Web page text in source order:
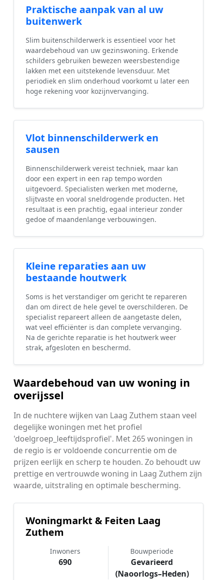
Praktische aanpak van al uw
buitenwerk
Slim buitenschilderwerk is essentieel voor het
waardebehoud van uw gezinswoning. Erkende
schilders gebruiken bewezen weersbestendige
lakken met een uitstekende levensduur. Met
periodiek en slim onderhoud voorkomt u later een
hoge rekening voor kozijnvervanging.
Vlot binnenschilderwerk en
sausen
Binnenschilderwerk vereist techniek, maar kan
door een expert in een rap tempo worden
uitgevoerd. Specialisten werken met moderne,
slijtvaste en vooral sneldrogende producten. Het
resultaat is een prachtig, egaal interieur zonder
gedoe of maandenlange verbouwingen.
Kleine reparaties aan uw
bestaande houtwerk
Soms is het verstandiger om gericht te repareren
dan om direct de hele gevel te overschilderen. De
specialist repareert alleen de aangetaste delen,
wat veel efficiënter is dan complete vervanging.
Na de gerichte reparatie is het houtwerk weer
strak, afgesloten en beschermd.
Waardebehoud van uw woning in
overijssel
In de nuchtere wijken van Laag Zuthem staan veel
degelijke woningen met het profiel
'doelgroep_leeftijdsprofiel'. Met 265 woningen in
de regio is er voldoende concurrentie om de
prijzen eerlijk en scherp te houden. Zo behoudt uw
prettige en vertrouwde woning in Laag Zuthem zijn
waarde, uitstraling en optimale bescherming.
Woningmarkt & Feiten Laag
Zuthem
Inwoners
690
Bouwperiode
Gevarieerd
(Naoorlogs–Heden)